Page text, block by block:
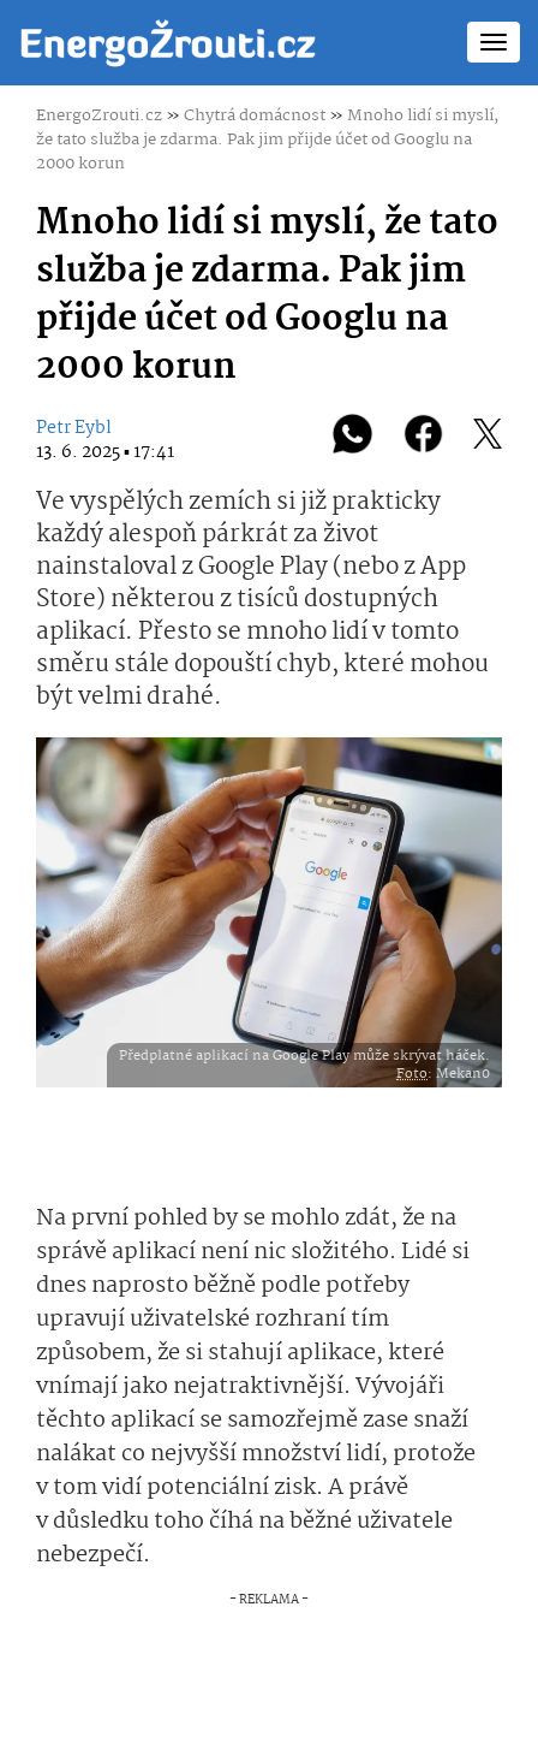
EnergoZrouti.cz»Chytrá domácnost»Mnoho lidí si myslí,
že tato služba je zdarma. Pak jim přijde účet od Googlu na
2000 korun
Mnoho lidí si myslí, že tato
služba je zdarma. Pak jim
přijde účet od Googlu na
2000 korun
Petr Eybl
13. 6. 2025 ▪ 17:41
Ve vyspělých zemích si již prakticky
každý alespoň párkrát za život
nainstaloval z Google Play (nebo z App
Store) některou z tisíců dostupných
aplikací. Přesto se mnoho lidí v tomto
směru stále dopouští chyb, které mohou
být velmi drahé.
Předplatné aplikací na Google Play může skrývat háček.
Foto: Mekan0
Na první pohled by se mohlo zdát, že na
správě aplikací není nic složitého. Lidé si
dnes naprosto běžně podle potřeby
upravují uživatelské rozhraní tím
způsobem, že si stahují aplikace, které
vnímají jako nejatraktivnější. Vývojáři
těchto aplikací se samozřejmě zase snaží
nalákat co nejvyšší množství lidí, protože
v tom vidí potenciální zisk. A právě
v důsledku toho číhá na běžné uživatele
nebezpečí.